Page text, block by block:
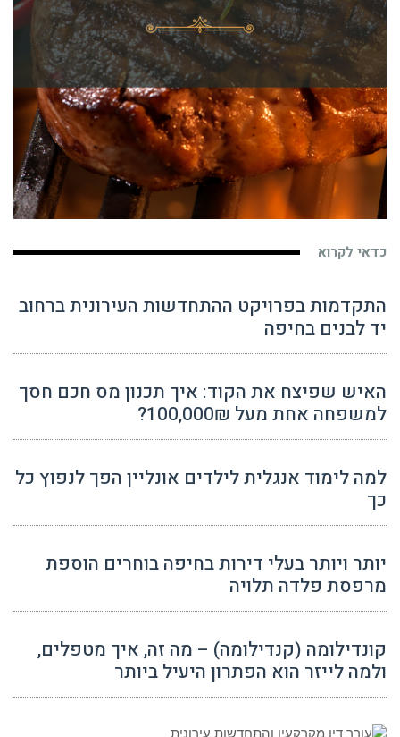
כדאי לקרוא
התקדמות בפרויקט ההתחדשות העירונית ברחוב
יד לבנים בחיפה
האיש שפיצח את הקוד: איך תכנון מס חכם חסך
למשפחה אחת מעל 100,000₪?
למה לימוד אנגלית לילדים אונליין הפך לנפוץ כל
כך
יותר ויותר בעלי דירות בחיפה בוחרים הוספת
מרפסת פלדה תלויה
קונדילומה (קנדילומה) – מה זה, איך מטפלים,
ולמה לייזר הוא הפתרון היעיל ביותר